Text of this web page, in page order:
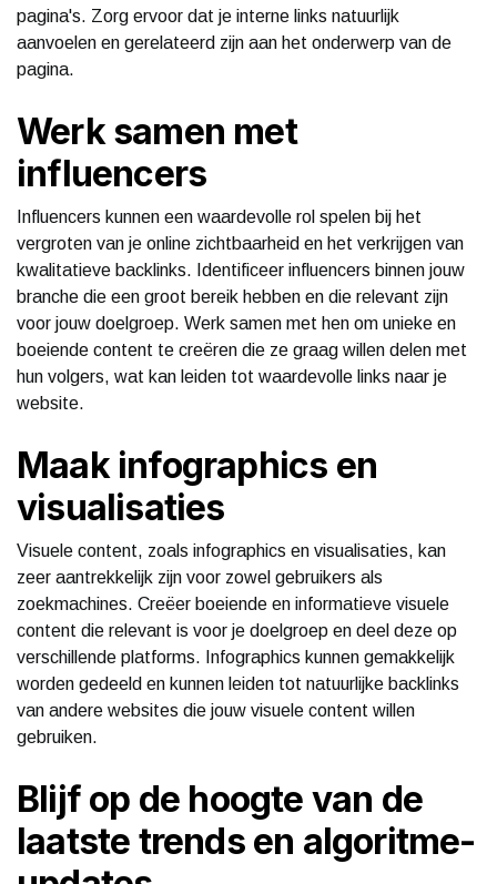
pagina's. Zorg ervoor dat je interne links natuurlijk
aanvoelen en gerelateerd zijn aan het onderwerp van de
pagina.
Werk samen met
influencers
Influencers kunnen een waardevolle rol spelen bij het
vergroten van je online zichtbaarheid en het verkrijgen van
kwalitatieve backlinks. Identificeer influencers binnen jouw
branche die een groot bereik hebben en die relevant zijn
voor jouw doelgroep. Werk samen met hen om unieke en
boeiende content te creëren die ze graag willen delen met
hun volgers, wat kan leiden tot waardevolle links naar je
website.
Maak infographics en
visualisaties
Visuele content, zoals infographics en visualisaties, kan
zeer aantrekkelijk zijn voor zowel gebruikers als
zoekmachines. Creëer boeiende en informatieve visuele
content die relevant is voor je doelgroep en deel deze op
verschillende platforms. Infographics kunnen gemakkelijk
worden gedeeld en kunnen leiden tot natuurlijke backlinks
van andere websites die jouw visuele content willen
gebruiken.
Blijf op de hoogte van de
laatste trends en algoritme-